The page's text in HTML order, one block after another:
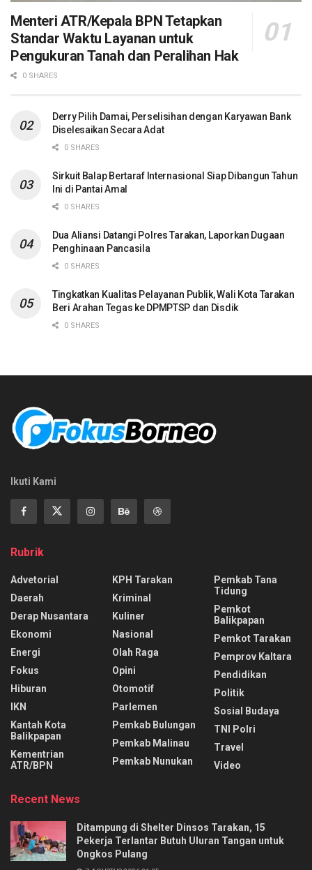
Menteri ATR/Kepala BPN Tetapkan
Standar Waktu Layanan untuk
Pengukuran Tanah dan Peralihan Hak
0 SHARES
Derry Pilih Damai, Perselisihan dengan Karyawan Bank
Diselesaikan Secara Adat
0 SHARES
Sirkuit Balap Bertaraf Internasional Siap Dibangun Tahun
Ini di Pantai Amal
0 SHARES
Dua Aliansi Datangi Polres Tarakan, Laporkan Dugaan
Penghinaan Pancasila
0 SHARES
Tingkatkan Kualitas Pelayanan Publik, Wali Kota Tarakan
Beri Arahan Tegas ke DPMPTSP dan Disdik
0 SHARES
Ikuti Kami
Rubrik
Advetorial
Daerah
Derap Nusantara
Ekonomi
Energi
Fokus
Hiburan
IKN
Kantah Kota
Balikpapan
Kementrian
ATR/BPN
KPH Tarakan
Kriminal
Kuliner
Nasional
Olah Raga
Opini
Otomotif
Parlemen
Pemkab Bulungan
Pemkab Malinau
Pemkab Nunukan
Pemkab Tana
Tidung
Pemkot
Balikpapan
Pemkot Tarakan
Pemprov Kaltara
Pendidikan
Politik
Sosial Budaya
TNI Polri
Travel
Video
Recent News
Ditampung di Shelter Dinsos Tarakan, 15
Pekerja Terlantar Butuh Uluran Tangan untuk
Ongkos Pulang